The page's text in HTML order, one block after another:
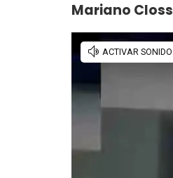
Mariano Closs